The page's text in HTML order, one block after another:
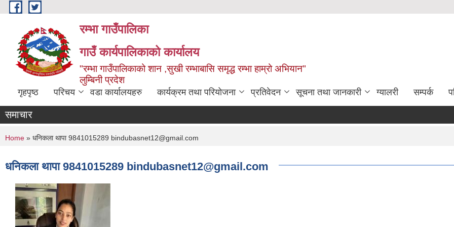
Skip to main content
रम्भा गाउँपालिका
गाउँ कार्यपालिकाको कार्यालय
"रम्भा गाउँपालिकाको शान ,सुखी रम्भाबासि समृद्ध रम्भा हाम्रो अभियान"
लुम्बिनी प्रदेश
गृहपृष्ठ परिचय वडा कार्यालयहरु कार्यक्रम तथा परियोजना प्रतिवेदन सूचना तथा जानकारी ग्यालरी सम्पर्क
समाचार
You are here
Home » धनिकला थापा 9841015289 bindubasnet12@gmail.com
धनिकला थापा 9841015289 bindubasnet12@gmail.com